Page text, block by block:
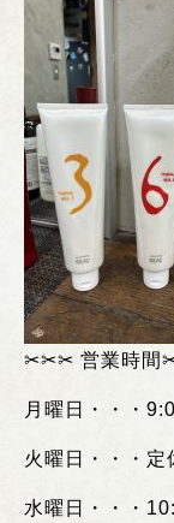
✂︎✂︎✂︎ 営業時間
月曜日・・・
火曜日・・・定
水曜日・・・